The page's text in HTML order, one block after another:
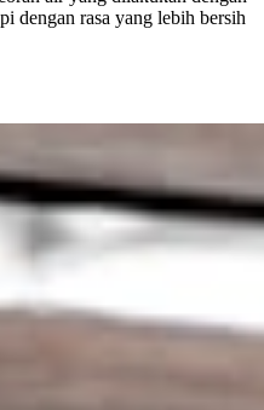
dengan rasa yang lebih bersih